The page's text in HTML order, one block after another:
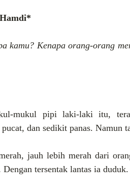
kamu? Kenapa orang-orang
mukul pipi laki-laki itu,
dan sedikit panas. Namun
jauh lebih merah dari
Dengan tersentak lantas ia